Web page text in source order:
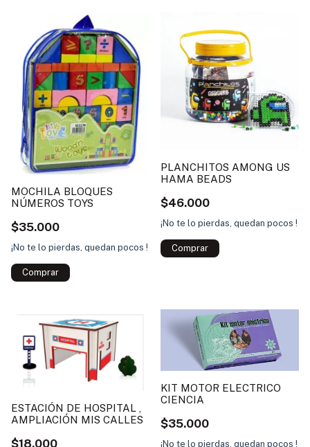
MOCHILA BLOQUES
NÚMEROS TOYS
$35.000
¡No te lo pierdas, quedan pocos !
PLANCHITOS AMONG US
HAMA BEADS
$46.000
¡No te lo pierdas, quedan pocos !
ESTACIÓN DE HOSPITAL ,
AMPLIACIÓN MIS CALLES
$18.000
KIT MOTOR ELECTRICO
CIENCIA
$35.000
¡No te lo pierdas, quedan pocos !